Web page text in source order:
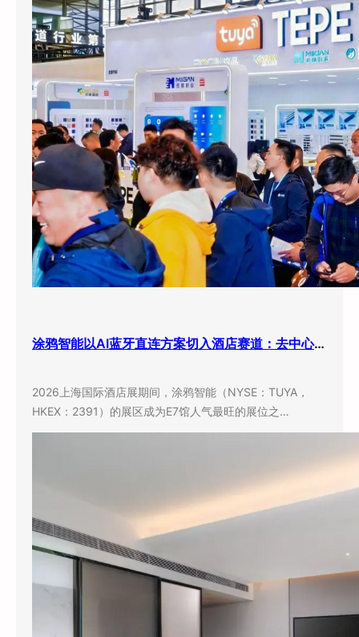
涂鸦智能以AI蓝牙直连方案切入酒店赛道：去中心化架构破解智能化改造三大痛点
2026上海国际酒店展期间，涂鸦智能（NYSE：TUYA，
HKEX：2391）的展区成为E7馆人气最旺的展位之…